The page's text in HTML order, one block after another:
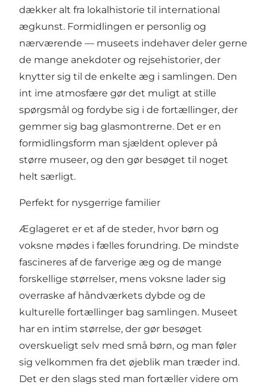
dækker alt fra lokalhistorie til international
ægkunst. Formidlingen er personlig og
nærværende — museets indehaver deler gerne
de mange anekdoter og rejsehistorier, der
knytter sig til de enkelte æg i samlingen. Den
int ime atmosfære gør det muligt at stille
spørgsmål og fordybe sig i de fortællinger, der
gemmer sig bag glasmontrerne. Det er en
formidlingsform man sjældent oplever på
større museer, og den gør besøget til noget
helt særligt.
Perfekt for nysgerrige familier
Æglageret er et af de steder, hvor børn og
voksne mødes i fælles forundring. De mindste
fascineres af de farverige æg og de mange
forskellige størrelser, mens voksne lader sig
overraske af håndværkets dybde og de
kulturelle fortællinger bag samlingen. Museet
har en intim størrelse, der gør besøget
overskueligt selv med små børn, og man føler
sig velkommen fra det øjeblik man træder ind.
Det er den slags sted man fortæller videre om